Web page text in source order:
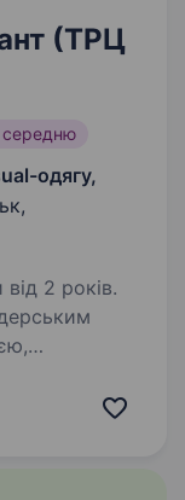
(ТРЦ
одягу,
2 років.